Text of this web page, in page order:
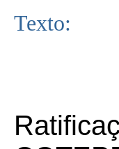
Texto: